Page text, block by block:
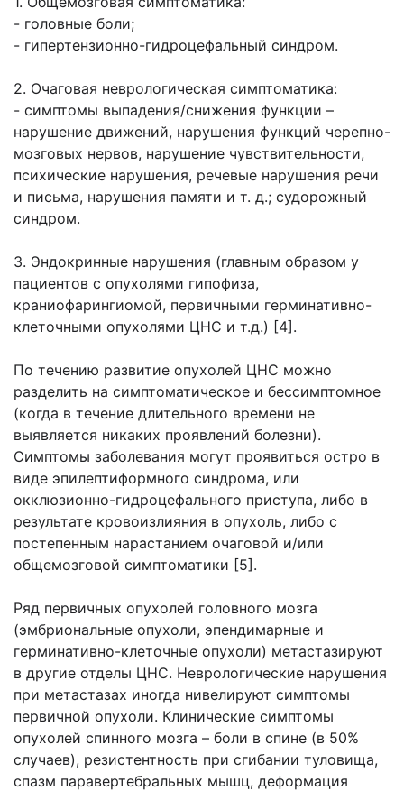
- головные боли;
- гипертензионно-гидроцефальный синдром.
2. Очаговая неврологическая симптоматика:
- симптомы выпадения/снижения функции –
нарушение движений, нарушения функций черепно-
мозговых нервов, нарушение чувствительности,
психические нарушения, речевые нарушения речи
и письма, нарушения памяти и т. д.; судорожный
синдром.
3. Эндокринные нарушения (главным образом у
пациентов с опухолями гипофиза,
краниофарингиомой, первичными герминативно-
клеточными опухолями ЦНС и т.д.) [4].
По течению развитие опухолей ЦНС можно
разделить на симптоматическое и бессимптомное
(когда в течение длительного времени не
выявляется никаких проявлений болезни).
Симптомы заболевания могут проявиться остро в
виде эпилептиформного синдрома, или
окклюзионно-гидроцефального приступа, либо в
результате кровоизлияния в опухоль, либо с
постепенным нарастанием очаговой и/или
общемозговой симптоматики [5].
Ряд первичных опухолей головного мозга
(эмбриональные опухоли, эпендимарные и
герминативно-клеточные опухоли) метастазируют
в другие отделы ЦНС. Неврологические нарушения
при метастазах иногда нивелируют симптомы
первичной опухоли. Клинические симптомы
опухолей спинного мозга – боли в спине (в 50%
случаев), резистентность при сгибании туловища,
спазм паравертебральных мышц, деформация